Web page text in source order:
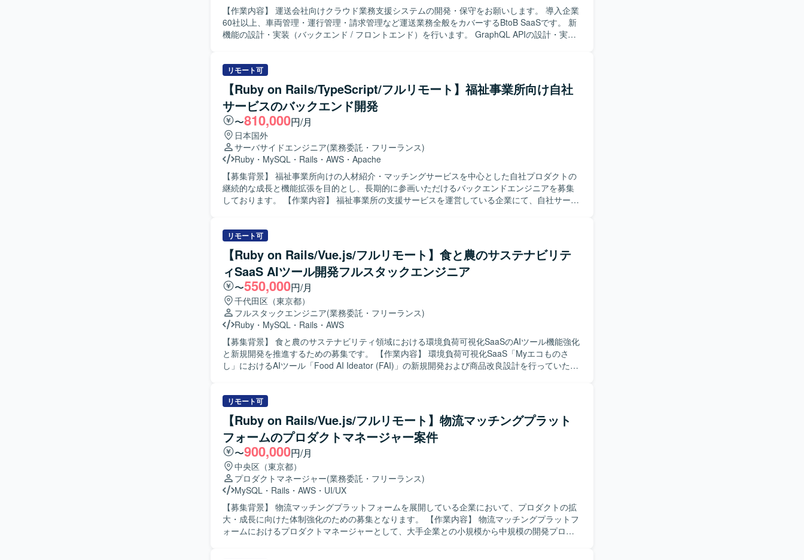
【作業内容】 運送会社向けクラウド業務支援システムの開発・保守をお願いします。 導入企業
60社以上、車両管理・運行管理・請求管理など運送業務全般をカバーするBtoB SaaSです。 新
機能の設計・実装（バックエンド / フロントエンド）を行います。 GraphQL APIの設計・実装
: Ruby 3.2 / Rails 7.1 フロントエンド : React 18 / TypeScript 5.1 / Apollo Client (GraphQL) デ
ザインツール：Figma など データベース : Amazon RDS インフラ : AWS (ECS) バージョン管
理 : Git/GitHub コミュニケーション/タスク管理 : Slack, Google Meet, Notion を利用していま
す。
リモート可
【Ruby on Rails/TypeScript/フルリモート】福祉事業所向け自社
サービスのバックエンド開発
〜810,000円/月
日本国外
サーバサイドエンジニア(業務委託・フリーランス)
Ruby ・ MySQL ・ Rails ・ AWS ・ Apache
【募集背景】 福祉事業所向けの人材紹介・マッチングサービスを中心とした自社プロダクトの
継続的な成長と機能拡張を目的とし、長期的に参画いただけるバックエンドエンジニアを募集
しております。 【作業内容】 福祉事業所の支援サービスを運営している企業にて、自社サービ
産性向上のための開発など、多岐にわたる開発案件に携わっていただきます。 5年近い歴史のあ
るプロダクトのため、既存の開発基盤や組織風土をキャッチアップいただきつつ、プロダクト
開発に参画していただきます。 フルサイクル型のプロダクト開発現場として、数人月単位のプ
ロジェクトにおける要件定義〜設計〜実装〜テストまでの各工程を、計画策定から一貫してご
担当いただきます。 また、アーキテクチャ選定やパフォーマンス改善などの技術的な判断にお
いて、自ら根拠を持って意思決定し、若手メンバーの多いチームを率いていただきます。 【求
める人物像】 プロダクトや事業内容への理解を深めながら、安定的かつ長期的に参画いただけ
る方を求めております。複数のエンジニア、PdM、デザイナーと密に協働しながら開発を進め
る環境のため、コラボレーションとコミュニケーションを大切にし、自発的に周囲と連携しな
がら課題解決に取り組める方にマッチいたします。 明確なアーキテクチャが存在しない状況で
も、業務の背景や全体像を把握したうえで自ら考えて推進できる方や、各案件について表層的
な機能理解にとどまらず、用いられている技術や直面した課題、その対応策といった思考プロ
ーザー価値の向上に直接貢献できるポジションです。フルサイクルで開発工程を担当できるた
め、要件定義から実装・テストまで一貫した経験を積むことができ、アーキテクチャ選定やパ
フォーマンス改善など技術的な意思決定にも主体的に関わることができます。若手メンバーの
多いチームを率いる経験を通じて、技術的リードやチームビルディングのスキルも磨いていた
だけます。 【開発環境】 バックエンドはRuby、Ruby on Railsを中心とし、フロントエンドに
はTypeScript、React.js、Jest、CodeceptJS、Playwright、Storybookなどを活用しておりま
す。インフラはAWS（ALB、Fargate、Aurora、S3、Lambda、CloudFront、ElastiCache、
WAFなど）上に構築されており、Dockerを使用したコンテナ環境で運用しております。データ
ベースはMySQL、Redis、Elasticsearchを利用し、Nginxを用いた構成となっております。開発
フローではGithub、GitHub ActionsやJenkins、Slackを活用し、Datadog、Fluentd、
BigQuery、Redashなどによるモニタリングやデータ分析の仕組みが整っております。
リモート可
【Ruby on Rails/Vue.js/フルリモート】食と農のサステナビリテ
ィSaaS AIツール開発フルスタックエンジニア
〜550,000円/月
千代田区（東京都）
フルスタックエンジニア(業務委託・フリーランス)
Ruby ・ MySQL ・ Rails ・ AWS
【募集背景】 食と農のサステナビリティ領域における環境負荷可視化SaaSのAIツール機能強化
と新規開発を推進するための募集です。 【作業内容】 環境負荷可視化SaaS「Myエコものさ
し」におけるAIツール「Food AI Ideator (FAI)」の新規開発および商品改良設計を行っていただ
ていただきます。GCP（Vertex AI等）やAIコーディングツールを組み合わせた先進的なAI機能
の実装に携わり、3～5人程度のチームでアジャイルな機能開発およびコード管理・プロジェク
ト推進を行っていただきます。要件定義から基本設計、詳細設計、実装、テスト、運用・保
守、プロダクト改良まで一貫して関わっていただきます。 【求める人物像】 システム全体の設
計や仕組みづくり、アーキテクチャの選定に主体的に挑戦したい方を求めています。新しいプ
ロダクトを0→1で育てる過程に興味があり、スタートアップでの開発に深く関わりたい方にマ
ッチします。サステナビリティ分野（環境問題、食・農の課題解決）への興味・関心をお持ち
の方を歓迎いたします。 【ポジションの魅力】 環境負荷可視化という社会的意義の高い領域
で、自社SaaSプロダクトのAIツール開発にフルスタックで関わることができます。スタートア
ップならではのスピード感の中で、クライアントの声を直接プロダクトに反映させる経験を積
むことができ、GCP（Vertex AI等）や最新のAIコーディングツールを活用した先進的な開発に
携わることができます。 【開発環境】 フロントエンドはVue.js 3系およびNuxt.js 3系、バック
リモート可
【Ruby on Rails/Vue.js/フルリモート】物流マッチングプラット
フォームのプロダクトマネージャー案件
〜900,000円/月
中央区（東京都）
プロダクトマネージャー(業務委託・フリーランス)
MySQL ・ Rails ・ AWS ・ UI/UX
【募集背景】 物流マッチングプラットフォームを展開している企業において、プロダクトの拡
大・成長に向けた体制強化のための募集となります。 【作業内容】 物流マッチングプラットフ
ォームにおけるプロダクトマネージャーとして、大手企業との小規模から中規模の開発プロジ